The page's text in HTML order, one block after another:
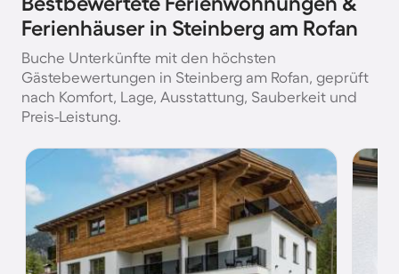
Ferienhäuser in Steinberg am Rofan
Buche Unterkünfte mit den höchsten
Gästebewertungen in Steinberg am Rofan, geprüft
nach Komfort, Lage, Ausstattung, Sauberkeit und
Preis-Leistung.